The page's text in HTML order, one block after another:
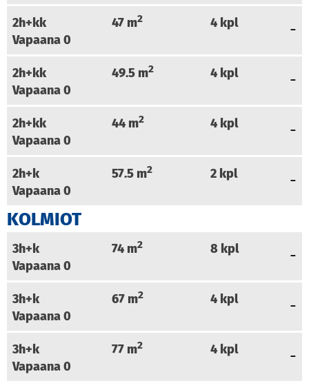
2h+kk 47m2 4 kpl
Vapaana0
2h+kk 49.5m2 4 kpl
Vapaana0
2h+kk 44m2 4 kpl
Vapaana0
2h+k 57.5m2 2 kpl
Vapaana0
KOLMIOT
3h+k 74m2 8 kpl
Vapaana0
3h+k 67m2 4 kpl
Vapaana0
3h+k 77m2 4 kpl
Vapaana0